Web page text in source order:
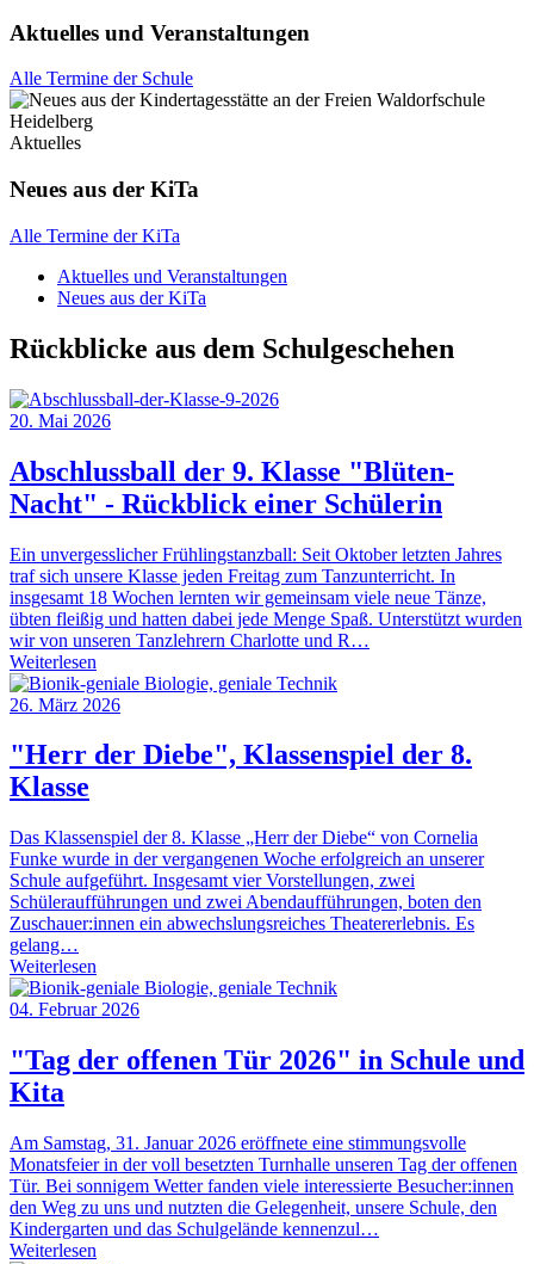
Aktuelles und Veranstaltungen
Alle Termine der Schule
Aktuelles
Neues aus der KiTa
Alle Termine der KiTa
Aktuelles und Veranstaltungen
Neues aus der KiTa
Rückblicke aus dem Schulgeschehen
20. Mai 2026
Abschlussball der 9. Klasse "Blüten-
Nacht" - Rückblick einer Schülerin
Ein unvergesslicher Frühlingstanzball: Seit Oktober letzten Jahres
traf sich unsere Klasse jeden Freitag zum Tanzunterricht. In
insgesamt 18 Wochen lernten wir gemeinsam viele neue Tänze,
übten fleißig und hatten dabei jede Menge Spaß. Unterstützt wurden
wir von unseren Tanzlehrern Charlotte und R…
Weiterlesen
26. März 2026
"Herr der Diebe", Klassenspiel der 8.
Klasse
Das Klassenspiel der 8. Klasse „Herr der Diebe“ von Cornelia
Funke wurde in der vergangenen Woche erfolgreich an unserer
Schule aufgeführt. Insgesamt vier Vorstellungen, zwei
Schüleraufführungen und zwei Abendaufführungen, boten den
Zuschauer:innen ein abwechslungsreiches Theatererlebnis. Es
gelang…
Weiterlesen
04. Februar 2026
"Tag der offenen Tür 2026" in Schule und
Kita
Am Samstag, 31. Januar 2026 eröffnete eine stimmungsvolle
Monatsfeier in der voll besetzten Turnhalle unseren Tag der offenen
Tür. Bei sonnigem Wetter fanden viele interessierte Besucher:innen
den Weg zu uns und nutzten die Gelegenheit, unsere Schule, den
Kindergarten und das Schulgelände kennenzul…
Weiterlesen